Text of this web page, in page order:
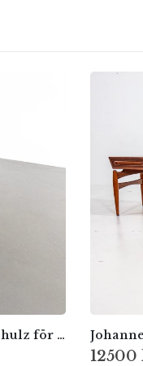
Sällsynt soffbord av Otto Schulz för Boet, Göteborg, 1930-tal
12500